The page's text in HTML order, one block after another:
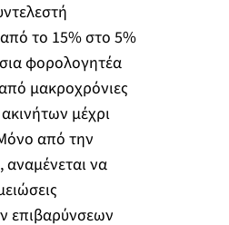
το 15% στο 5%
φορολογητέα
μακροχρόνιες
μέχρι
από την
να
επιβαρύνσεων